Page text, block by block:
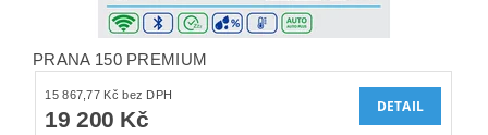
PRANA 150 PREMIUM
15 867,77 Kč bez DPH
19 200 Kč
DETAIL